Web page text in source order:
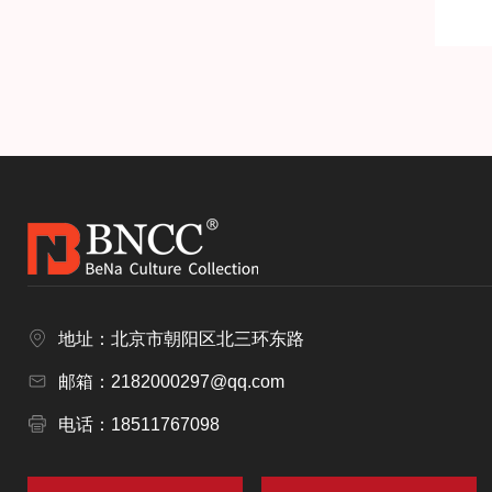
地址：北京市朝阳区北三环东路
邮箱：2182000297@qq.com
电话：18511767098